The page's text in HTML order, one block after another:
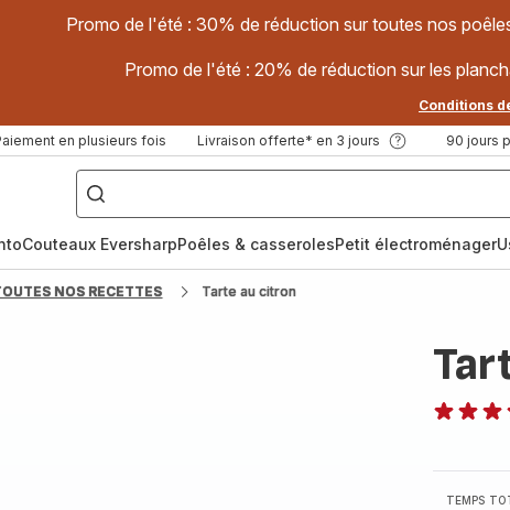
Promo de l'été : 30% de réduction sur toutes nos
Promo de l'été : 20% de réduction sur les
Conditions
en plusieurs fois Livraison offerte* en 3 jours 90 jours
["Poêles
inox,
Cake
Factory,
Couteaux EversharpPoêles & casserolesPetit électroménager
NOS RECETTES Tarte au citron
TEMPS